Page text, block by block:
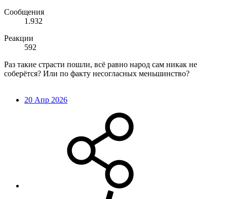
Сообщения
1.932
Реакции
592
Раз такие страсти пошли, всё равно народ сам никак не
соберётся? Или по факту несогласных меньшинство?
20 Апр 2026